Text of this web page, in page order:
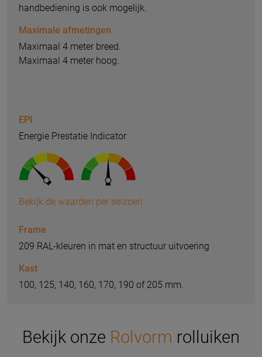
handbediening is ook mogelijk.
Maximale afmetingen
Maximaal 4 meter breed.
Maximaal 4 meter hoog.
EPI
Energie Prestatie Indicator
Bekijk de waarden per seizoen
Frame
209 RAL-kleuren in mat en structuur uitvoering
Kast
100, 125, 140, 160, 170, 190 of 205 mm.
Bekijk onze Rolvorm rolluiken